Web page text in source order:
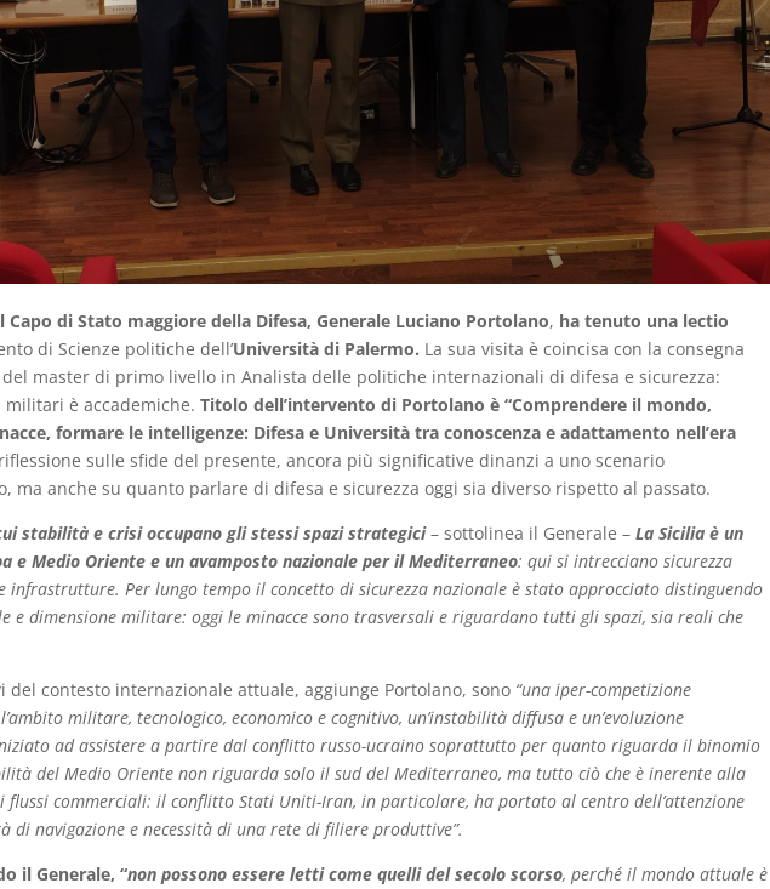
di Stato maggiore della Difesa, Generale Luciano Portolano, ha tenuto una lectio
di Scienze politiche dell’Università di Palermo. La sua visita è coincisa con la consegna
master di primo livello in Analista delle politiche internazionali di difesa e sicurezza:
è accademiche. Titolo dell’intervento di Portolano è “Comprendere il mondo,
formare le intelligenze: Difesa e Università tra conoscenza e adattamento nell’era
sulle sfide del presente, ancora più significative dinanzi a uno scenario
ma anche su quanto parlare di difesa e sicurezza oggi sia diverso rispetto al passato.
stabilità e crisi occupano gli stessi spazi strategici– sottolinea il Generale – La Sicilia è un
e Medio Oriente e un avamposto nazionale per il Mediterraneo: qui si intrecciano sicurezza
infrastrutture. Per lungo tempo il concetto di sicurezza nazionale è stato approcciato distinguendo
e dimensione militare: oggi le minacce sono trasversali e riguardano tutti gli spazi, sia reali che
contesto internazionale attuale, aggiunge Portolano, sono “una iper-competizione
militare, tecnologico, economico e cognitivo, un’instabilità diffusa e un’evoluzione
ad assistere a partire dal conflitto russo-ucraino soprattutto per quanto riguarda il binomio
del Medio Oriente non riguarda solo il sud del Mediterraneo, ma tutto ciò che è inerente alla
flussi commerciali: il conflitto Stati Uniti-Iran, in particolare, ha portato al centro dell’attenzione
di navigazione e necessità di una rete di filiere produttive”.
il Generale, “non possono essere letti come quelli del secolo scorso, perché il mondo attuale è